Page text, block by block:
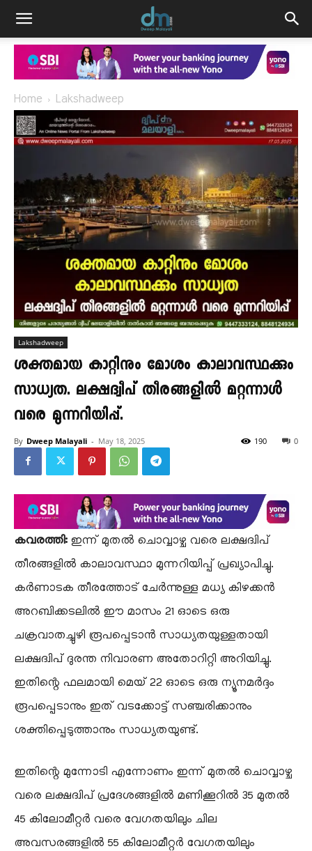
Home Lakshadweep
Lakshadweep
ശക്തമായ കാറ്റിനും മോശം കാലാവസ്ഥക്കും
സാധ്യത. ലക്ഷദ്വീപ് തീരങ്ങളിൽ മറ്റന്നാൾ
വരെ മുന്നറിയിപ്പ്.
By Dweep Malayali - May 18, 2025 0
190
കവരത്തി:ഇന്ന് മുതൽ ചൊവ്വാഴ്ച വരെ ലക്ഷദ്വിപ്
തീരങ്ങളിൽ കാലാവസ്ഥാ മുന്നറിയിപ്പ് പ്രഖ്യാപിച്ചു.
കർണാടക തീരത്തോട് ചേർന്നുള്ള മധ്യ കിഴക്കൻ
അറബിക്കടലിൽ ഈ മാസം 21 ഓടെ ഒരു
ചക്രവാതച്ചുഴി രൂപപ്പെടാൻ സാധ്യതയുള്ളതായി
ലക്ഷദ്വിപ് ദുരന്ത നിവാരണ അതോറിറ്റി അറിയിച്ചു.
ഇതിന്റെ ഫലമായി മെയ് 22 ഓടെ ഒരു ന്യൂനമർദ്ദം
രൂപപ്പെടാനും ഇത് വടക്കോട്ട് സഞ്ചരിക്കാനും
ശക്തിപ്പെടുത്താനും സാധ്യതയുണ്ട്.
ഇതിന്റെ മുന്നോടി എന്നോണം ഇന്ന് മുതൽ ചൊവ്വാഴ്ച
വരെ ലക്ഷദ്വിപ് പ്രദേശങ്ങളിൽ മണിക്കൂറിൽ 35 മുതൽ
45 കിലോമീറ്റർ വരെ വേഗതയിലും ചില
അവസരങ്ങളിൽ 55 കിലോമീറ്റർ വേഗതയിലും